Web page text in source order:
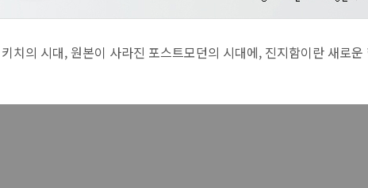
이 사라진 포스트모던의 시대에, 진지함이란 새로운 형